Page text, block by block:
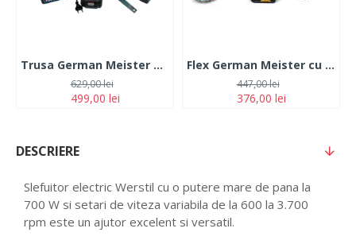
Trusa German Meister Masina cu Impact + Polizor Unghiular 128V, 6Ah, cu 2 Acumulatori
499,00 lei
629,00 lei
Flex German Meister cu 2 Acumulatori 36V,5Ah disc 100/115/125 mm+ cutie transport
376,00 lei
447,00 lei
DESCRIERE
Slefuitor electric Werstil cu o putere mare de pana la
700 W si setari de viteza variabila de la 600 la 3.700
rpm este un ajutor excelent si versatil.